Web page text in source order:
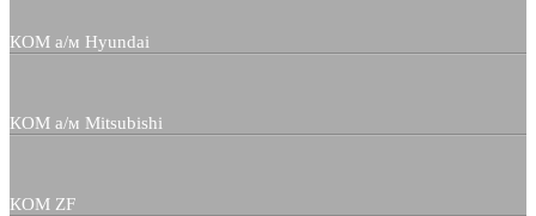
КОМ а/м Hyundai
КОМ а/м Mitsubishi
КОМ ZF